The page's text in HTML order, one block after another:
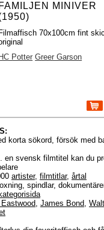
FAMILJEN MINIVER
Filmaffisch 70x100cm fint
HC Potter Greer Garson
korta sökord, försök med
en svensk filmtitel kan du
artister, filmtitlar, årtal
spindlar,
kategorisida
, James Bond,